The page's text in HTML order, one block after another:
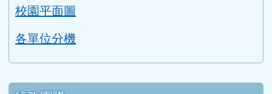
校園平面圖
各單位分機